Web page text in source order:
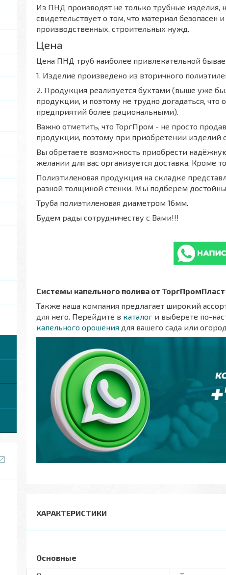
Из ПНД производят не только трубные изделия,
свидетельствует о том, что материал
производственных, строительных нужд.
Цена
Цена ПНД труб наиболее привлекательной
1. Изделие произведено из вторичного
2. Продукция реализуется бухтами (выше уже
продукции, и поэтому не трудно догадаться,
предприятий более рациональными).
Важно отметить, что ТоргПром - не просто
продукции, поэтому при приобретении изделий
Вы обретаете возможность приобрести
желании для вас организуется доставка. Кроме
Полиэтиленовая продукция на складке
разной толщиной стенки. Мы подберем
Труба полиэтиленовая диаметром 16мм.
Будем рады сотрудничеству с Вами!!!
Системы капельного полива от ТоргПромПласт
Также наша компания предлагает широкий
для него. Перейдите в каталог и выберете по-
капельного орошения для вашего сада или
ХАРАКТЕРИСТИКИ
Основные